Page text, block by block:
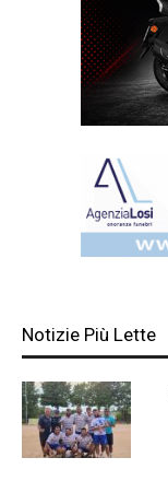
Notizie Più Lette